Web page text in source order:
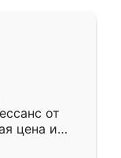
от
цена и